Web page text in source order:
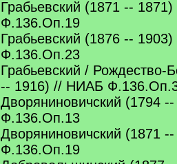
Грабьевский (1871 --
Ф.136.Оп.19
Грабьевский (1876 --
Ф.136.Оп.23
Грабьевский / Рождество-
-- 1916) // НИАБ
Дворяниновичский (1794
Ф.136.Оп.13
Дворяниновичский (1871
Ф.136.Оп.19